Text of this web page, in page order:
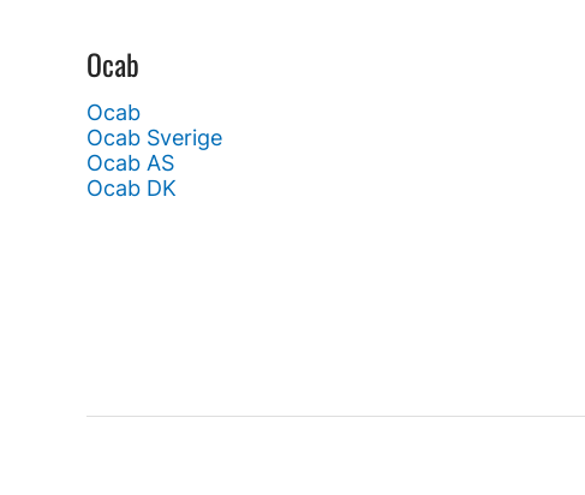
Ocab
Ocab
Ocab Sverige
Ocab AS
Ocab DK